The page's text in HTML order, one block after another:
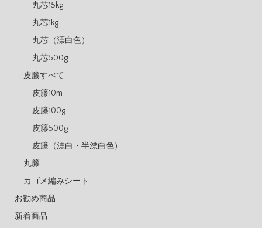
丸芯15kg
丸芯1kg
丸芯（漂白色）
丸芯500g
皮籐すべて
皮籐10m
皮籐100g
皮籐500g
皮籐（漂白・半漂白色）
丸籐
カゴメ編みシート
お勧め商品
新着商品